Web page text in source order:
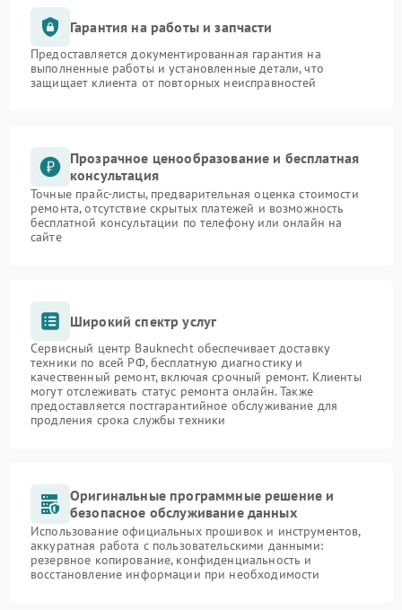
Гарантия на работы и запчасти
Предоставляется документированная гарантия на
выполненные работы и установленные детали, что
защищает клиента от повторных неисправностей
Прозрачное ценообразование и бесплатная
консультация
Точные прайс-листы, предварительная оценка стоимости
ремонта, отсутствие скрытых платежей и возможность
бесплатной консультации по телефону или онлайн на
сайте
Широкий спектр услуг
Сервисный центр Bauknecht обеспечивает доставку
техники по всей РФ, бесплатную диагностику и
качественный ремонт, включая срочный ремонт. Клиенты
могут отслеживать статус ремонта онлайн. Также
предоставляется постгарантийное обслуживание для
продления срока службы техники
Оригинальные программные решение и
безопасное обслуживание данных
Использование официальных прошивок и инструментов,
аккуратная работа с пользовательскими данными:
резервное копирование, конфиденциальность и
восстановление информации при необходимости